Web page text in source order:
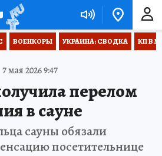
ВОЕНКОРЫ УКРАИНА: СВОДКА КП В
7 мая 2026 9:47
перелом
в сауне
сауны обязали
посетительнице